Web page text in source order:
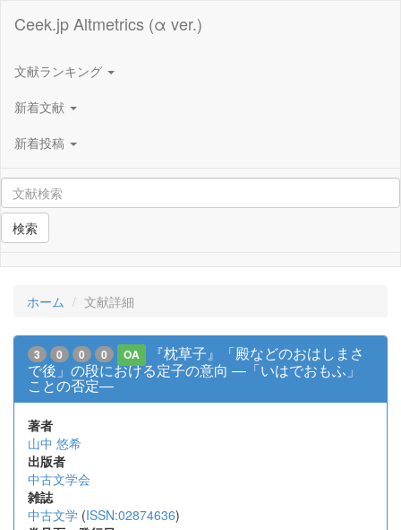
Ceek.jp Altmetrics (α ver.)
文献ランキング
新着文献
新着投稿
検索
ホーム 文献詳細
3 0 0 0 OA
『枕草子』「殿などのおはしまさ
で後」の段における定子の意向 ―「いはでおもふ」
ことの否定―
著者
山中 悠希
出版者
中古文学会
雑誌
中古文学 (ISSN:02874636)